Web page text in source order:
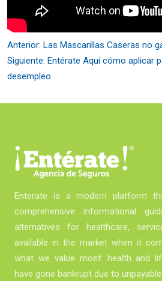
Anterior: Las Mascarillas Caseras no
Siguiente: Entérate Aquí cómo aplicar
desempleo
Enterate is a modern platform
comprehensive informational
alternatives for healthcare,
available in the market when it
what we value most: health and
have gone bankrupt due to